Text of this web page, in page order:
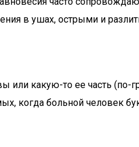
в ушах, острыми и
какую-то ее часть (по-
когда больной человек